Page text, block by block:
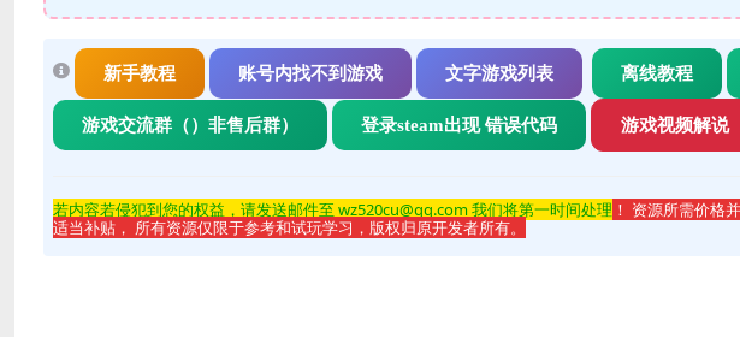
新手教程 账号内找不到游戏 文字游戏列表 离线教程
游戏交流群（）非售后群） 登录steam出现 错误代码 游戏视频解说
若内容若侵犯到您的权益，请发送邮件至 wz520cu@qq.com 我们将第一时间处理 ！ 资源所需价格
适当补贴， 所有资源仅限于参考和试玩学习，版权归原开发者所有。